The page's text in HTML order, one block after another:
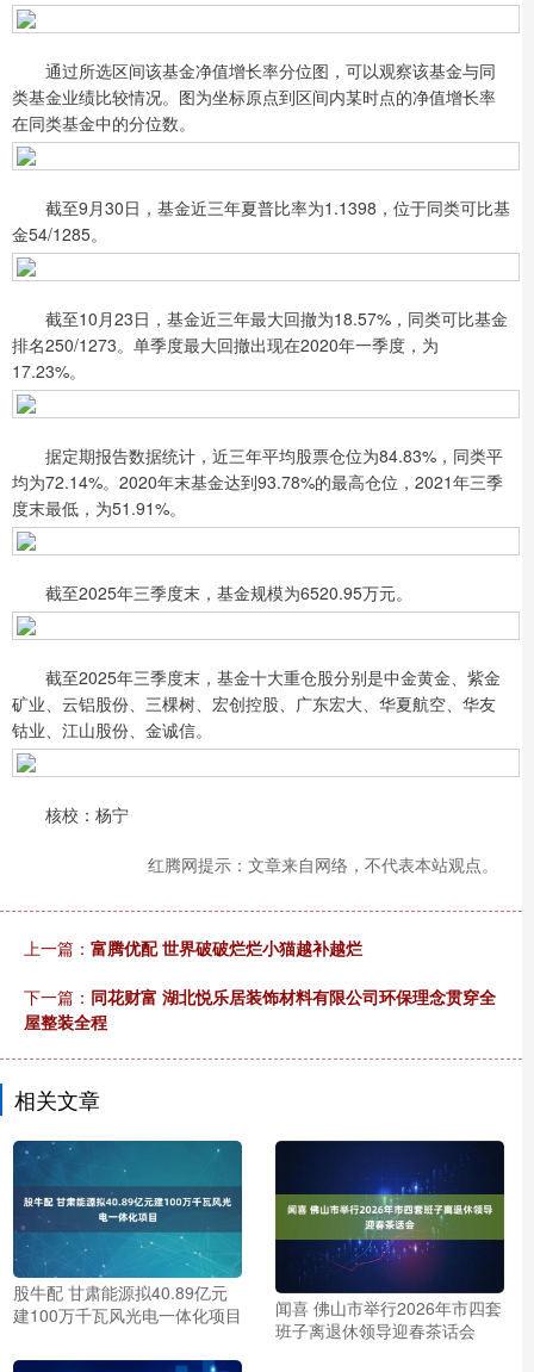
通过所选区间该基金净值增长率分位图，可以观察该基金与同
类基金业绩比较情况。图为坐标原点到区间内某时点的净值增长率
在同类基金中的分位数。
截至9月30日，基金近三年夏普比率为1.1398，位于同类可比基
金54/1285。
截至10月23日，基金近三年最大回撤为18.57%，同类可比基金
排名250/1273。单季度最大回撤出现在2020年一季度，为
17.23%。
据定期报告数据统计，近三年平均股票仓位为84.83%，同类平
均为72.14%。2020年末基金达到93.78%的最高仓位，2021年三季
度末最低，为51.91%。
截至2025年三季度末，基金规模为6520.95万元。
截至2025年三季度末，基金十大重仓股分别是中金黄金、紫金
矿业、云铝股份、三棵树、宏创控股、广东宏大、华夏航空、华友
钴业、江山股份、金诚信。
核校：杨宁
红腾网提示：文章来自网络，不代表本站观点。
上一篇： 富腾优配 世界破破烂烂小猫越补越烂
下一篇： 同花财富 湖北悦乐居装饰材料有限公司环保理念贯穿全
屋整装全程
相关文章
股牛配 甘肃能源拟40.89亿元
建100万千瓦风光电一体化项目
闻喜 佛山市举行2026年市四套
班子离退休领导迎春茶话会